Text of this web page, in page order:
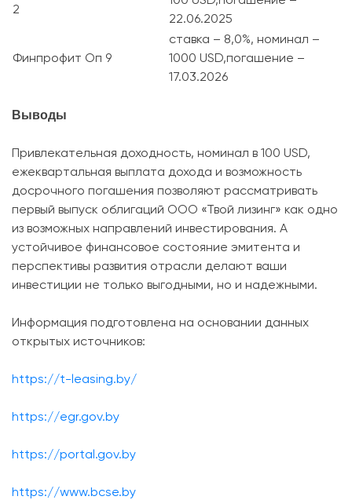
2
22.06.2025
Финпрофит Оп 9
ставка – 8,0%, номинал –
1000 USD,погашение –
17.03.2026
Выводы
Привлекательная доходность, номинал в 100 USD,
ежеквартальная выплата дохода и возможность
досрочного погашения позволяют рассматривать
первый выпуск облигаций ООО «Твой лизинг» как одно
из возможных направлений инвестирования. А
устойчивое финансовое состояние эмитента и
перспективы развития отрасли делают ваши
инвестиции не только выгодными, но и надежными.
Информация подготовлена на основании данных
открытых источников:
https://t-leasing.by/
https://egr.gov.by
https://portal.gov.by
https://www.bcse.by